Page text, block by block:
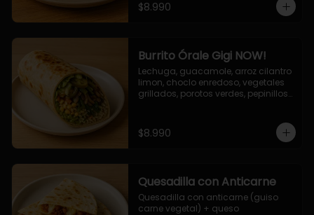
$8.990
Burrito Órale Gigi NOW!
Lechuga, guacamole, arroz cilantro
limon, choclo enredoso, vegetales
grillados, porotos verdes, pepinillos
$8.990
Quesadilla con Anticarne
Quesadilla con anticarne (guiso
carne vegetal) + queso